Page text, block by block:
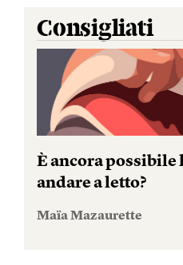
Consigliati
È ancora possibile
andare a letto?
Maïa Mazaurette